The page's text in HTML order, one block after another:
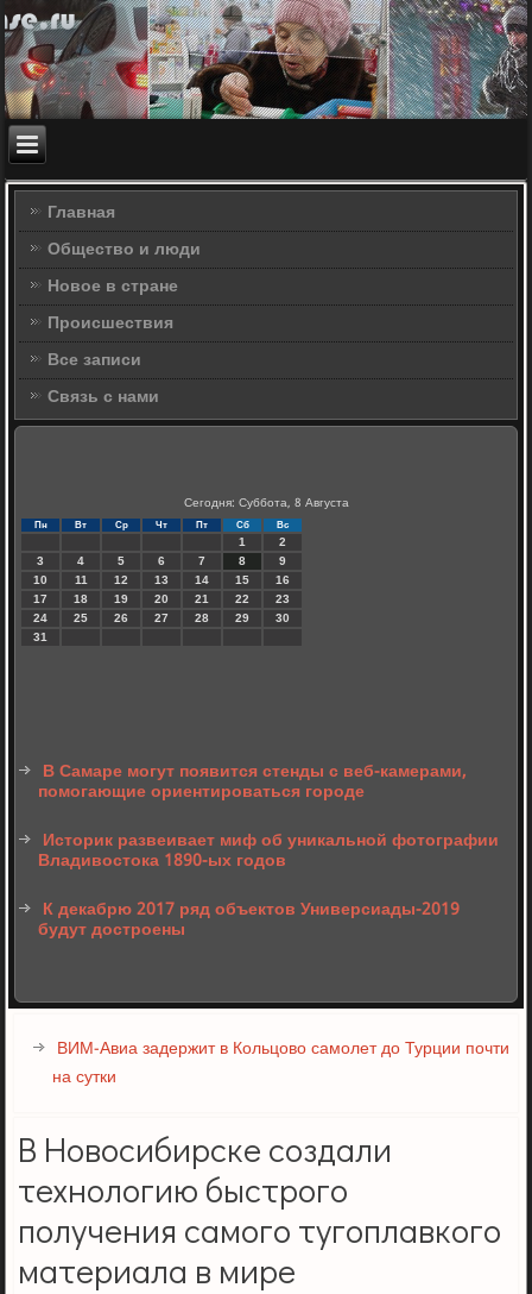
Главная
Общество и люди
Новое в стране
Происшествия
Все записи
Связь с нами
Сегодня: Суббота, 8 Августа
Пн Вт Ср Чт Пт Сб Вс
1
2
3
4 5 6 7 8
9
10
11 12 13 14 15
16
17
18 19 20 21 22
23
24
25 26 27 28 29
30
31
В Самаре могут появится стенды с веб-камерами,
помогающие ориентироваться городе
Историк развеивает миф об уникальной фотографии
Владивостока 1890-ых годов
К декабрю 2017 ряд объектов Универсиады-2019
будут достроены
ВИМ-Авиа задержит в Кольцово самолет до Турции почти
на сутки
В Новосибирске создали
технологию быстрого
получения самого тугоплавкого
материала в мире